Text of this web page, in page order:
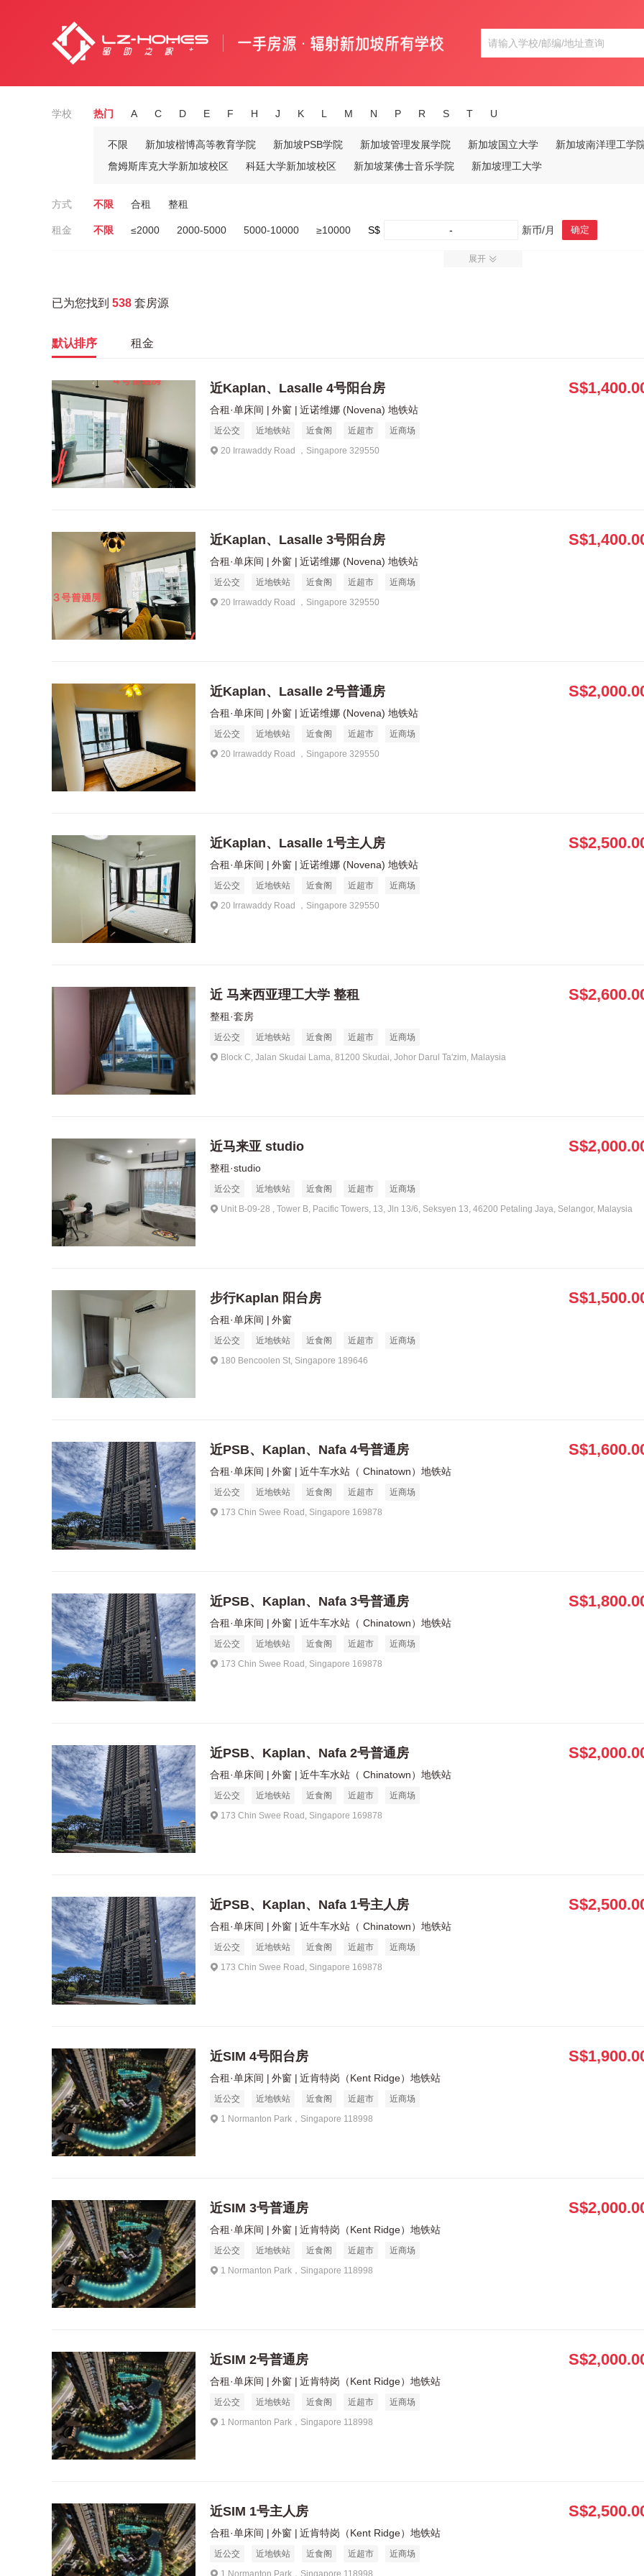
学校 热门 A C D E F H J K L M N P R S T U
不限 新加坡楷博高等教育学院 新加坡PSB学院 新加坡管理发展学院 新加坡国立大学 新加坡南洋理工学
詹姆斯库克大学新加坡校区
科廷大学新加坡校区 新加坡莱佛士音乐学院 新加坡理工大学
方式 不限 合租 整租
租金 不限 ≤2000 2000-5000 5000-10000 ≥10000 S$ - 新币/月 确定
展开
已为您找到 538 套房源
默认排序 租金
近Kaplan、Lasalle 4号阳台房
合租·单床间 外窗 近诺维娜 (Novena) 地铁站
近公交 近地铁站 近食阁 近超市
近商场
20 Irrawaddy Road ，Singapore 329550
近Kaplan、Lasalle 3号阳台房
合租·单床间 外窗 近诺维娜 (Novena) 地铁站
近公交 近地铁站 近食阁 近超市
近商场
20 Irrawaddy Road ，Singapore 329550
近Kaplan、Lasalle 2号普通房
合租·单床间 外窗 近诺维娜 (Novena) 地铁站
近公交 近地铁站 近食阁 近超市
近商场
20 Irrawaddy Road ，Singapore 329550
近Kaplan、Lasalle 1号主人房
合租·单床间 外窗 近诺维娜 (Novena) 地铁站
近公交 近地铁站 近食阁 近超市
近商场
20 Irrawaddy Road ，Singapore 329550
近 马来西亚理工大学 整租
整租·套房
近公交 近地铁站 近食阁 近超市
近商场
Block C, Jalan Skudai Lama, 81200 Skudai, Johor Darul Ta'zim, Malaysia
近马来亚 studio
整租·studio
近公交 近地铁站 近食阁 近超市
近商场
Unit B-09-28 , Tower B, Pacific Towers, 13, Jln 13/6, Seksyen 13, 46200 Petaling Jaya, Selangor, Malaysia
步行Kaplan 阳台房
合租·单床间 外窗
近公交 近地铁站 近食阁 近超市
近商场
180 Bencoolen St, Singapore 189646
近PSB、Kaplan、Nafa 4号普通房
合租·单床间 外窗 近牛车水站（ Chinatown）地铁站
近公交 近地铁站 近食阁 近超市
近商场
173 Chin Swee Road, Singapore 169878
近PSB、Kaplan、Nafa 3号普通房
合租·单床间 外窗 近牛车水站（ Chinatown）地铁站
近公交 近地铁站 近食阁 近超市
近商场
173 Chin Swee Road, Singapore 169878
近PSB、Kaplan、Nafa 2号普通房
合租·单床间 外窗 近牛车水站（ Chinatown）地铁站
近公交 近地铁站 近食阁 近超市
近商场
173 Chin Swee Road, Singapore 169878
近PSB、Kaplan、Nafa 1号主人房
合租·单床间 外窗 近牛车水站（ Chinatown）地铁站
近公交 近地铁站 近食阁 近超市
近商场
173 Chin Swee Road, Singapore 169878
近SIM 4号阳台房
合租·单床间 外窗 近肯特岗（Kent Ridge）地铁站
近公交 近地铁站 近食阁 近超市
近商场
1 Normanton Park，Singapore 118998
近SIM 3号普通房
合租·单床间 外窗 近肯特岗（Kent Ridge）地铁站
近公交 近地铁站 近食阁 近超市
近商场
1 Normanton Park，Singapore 118998
近SIM 2号普通房
合租·单床间 外窗 近肯特岗（Kent Ridge）地铁站
近公交 近地铁站 近食阁 近超市
近商场
1 Normanton Park，Singapore 118998
近SIM 1号主人房
合租·单床间 外窗 近肯特岗（Kent Ridge）地铁站
近公交 近地铁站 近食阁 近超市
近商场
1 Normanton Park，Singapore 118998